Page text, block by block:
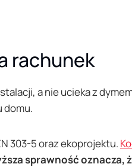
rachunek
a nie ucieka z
domu.
303-5 oraz ekoprojektu.
sprawność oznacza,